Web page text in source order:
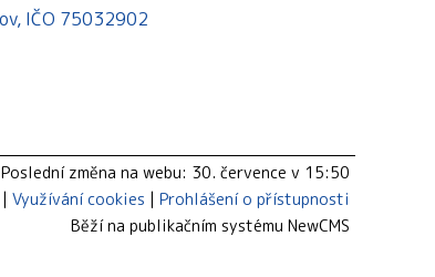
IČO 75032902
Poslední změna na webu: 30. července v 15:50
Využívání cookies
Prohlášení o přístupnosti
Běží na publikačním systému NewCMS